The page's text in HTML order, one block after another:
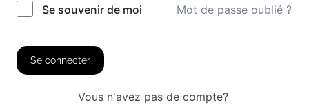
Se souvenir de moi
Mot de passe oublié ?
Se connecter
Vous n'avez pas de compte?